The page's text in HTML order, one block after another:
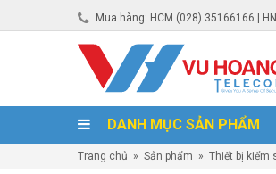
Mua hàng: HCM (028) 35166166 |
DANH MỤC SẢN PHẨM
Trang chủ » Sản phẩm » Thiết bị kiểm